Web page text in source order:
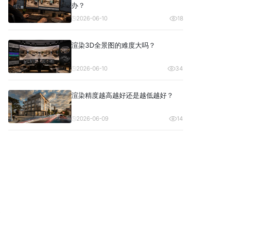
办？
2026-06-10 18
渲染3D全景图的难度大吗？
2026-06-10 34
渲染精度越高越好还是越低越好？
2026-06-09 14